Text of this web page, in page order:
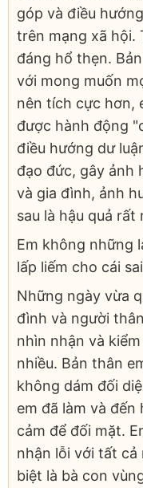
góp và điều
trên mạng xã hội.
đáng hổ thẹn.
với mong muốn
nên tích cực hơn,
được hành động
điều hướng dư
đạo đức, gây ảnh
và gia đình, ảnh
sau là hậu quả rất
Em không những
lấp liếm cho cái
Những ngày vừa
đình và người
nhìn nhận và
nhiều. Bản thân
không dám đối
em đã làm và đến
cảm để đối mặt.
nhận lỗi với tất cả
biệt là bà con